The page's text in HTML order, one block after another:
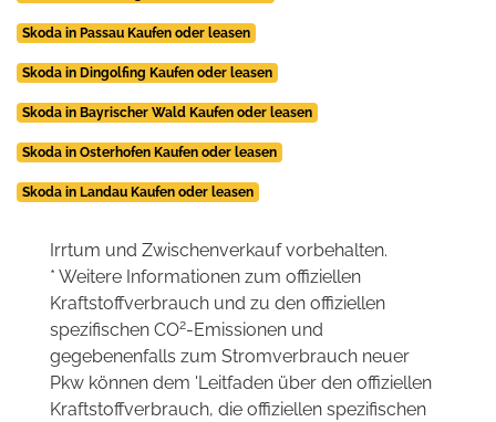
Skoda in Passau Kaufen oder leasen
Skoda in Dingolfing Kaufen oder leasen
Skoda in Bayrischer Wald Kaufen oder leasen
Skoda in Osterhofen Kaufen oder leasen
Skoda in Landau Kaufen oder leasen
Irrtum und Zwischenverkauf vorbehalten.
* Weitere Informationen zum offiziellen
Kraftstoffverbrauch und zu den offiziellen
spezifischen CO2-Emissionen und
gegebenenfalls zum Stromverbrauch neuer
Pkw können dem 'Leitfaden über den offiziellen
Kraftstoffverbrauch, die offiziellen spezifischen